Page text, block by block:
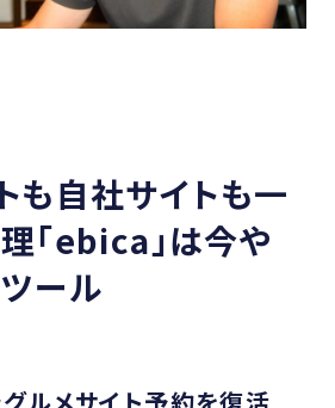
も自社サイトも一
「ebica」は今や
ール
ルメサイト予約を復活